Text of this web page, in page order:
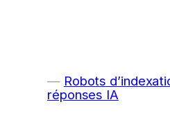
Robots
réponses IA